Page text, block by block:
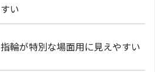
すい
指輪が特別な場面用に見えやすい